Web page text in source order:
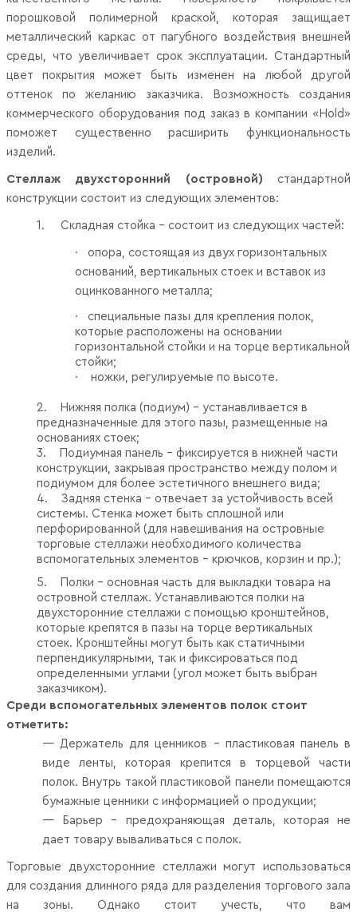
порошковой полимерной краской, которая защищает
металлический каркас от пагубного воздействия внешней
среды, что увеличивает срок эксплуатации. Стандартный
цвет покрытия может быть изменен на любой другой
оттенок по желанию заказчика. Возможность создания
коммерческого оборудования под заказ в компании «Hold»
поможет существенно расширить функциональность
изделий.
Стеллаж двухсторонний (островной) стандартной
конструкции состоит из следующих элементов:
1. Складная стойка – состоит из следующих частей:
·
опора, состоящая из двух горизонтальных
оснований, вертикальных стоек и вставок из
оцинкованного металла;
·
специальные пазы для крепления полок,
которые расположены на основании
горизонтальной стойки и на торце вертикальной
стойки;
·
ножки, регулируемые по высоте.
2.
Нижняя полка (подиум) – устанавливается в
предназначенные для этого пазы, размещенные на
основаниях стоек;
3.
Подиумная панель – фиксируется в нижней части
конструкции, закрывая пространство между полом и
подиумом для более эстетичного внешнего вида;
4.
Задняя стенка – отвечает за устойчивость всей
системы. Стенка может быть сплошной или
перфорированной (для навешивания на островные
торговые стеллажи необходимого количества
вспомогательных элементов – крючков, корзин и пр.);
5.
Полки – основная часть для выкладки товара на
островной стеллаж. Устанавливаются полки на
двухсторонние стеллажи с помощью кронштейнов,
которые крепятся в пазы на торце вертикальных
стоек. Кронштейны могут быть как статичными
перпендикулярными, так и фиксироваться под
определенными углами (угол может быть выбран
заказчиком).
Среди вспомогательных элементов полок стоит
отметить:
— Держатель для ценников – пластиковая панель в
виде ленты, которая крепится в торцевой части
полок. Внутрь такой пластиковой панели помещаются
бумажные ценники с информацией о продукции;
— Барьер – предохраняющая деталь, которая не
дает товару вываливаться с полок.
Торговые двухсторонние стеллажи могут использоваться
для создания длинного ряда для разделения торгового зала
на зоны. Однако стоит учесть, что вам